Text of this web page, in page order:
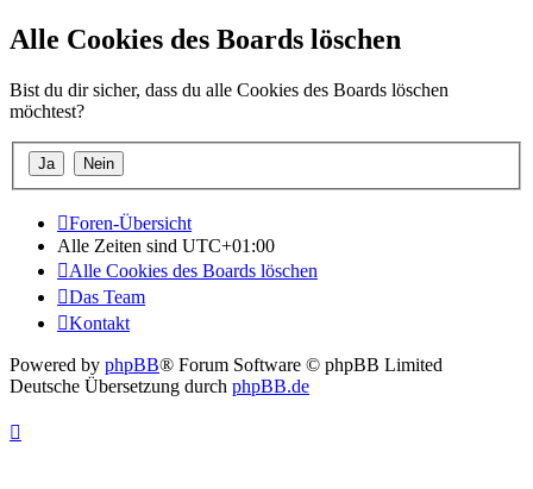
Alle Cookies des Boards löschen
Bist du dir sicher, dass du alle Cookies des Boards löschen
möchtest?
Foren-Übersicht
Alle Zeiten sind UTC+01:00
Alle Cookies des Boards löschen
Das Team
Kontakt
Powered by phpBB® Forum Software © phpBB Limited
Deutsche Übersetzung durch phpBB.de